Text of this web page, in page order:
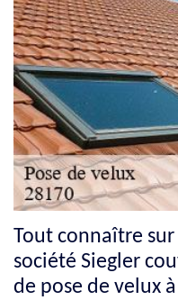
Tout connaître
société Siegler
de pose de velux